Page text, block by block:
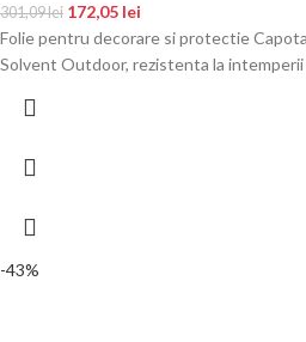
301,09lei 172,05 lei
Folie pentru decorare si protectie
Solvent Outdoor, rezistenta la intemperii
-43%